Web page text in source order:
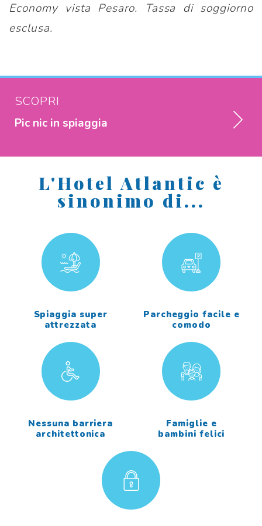
Economy vista Pesaro. Tassa di soggiorno
esclusa.
SCOPRI
Pic nic in spiaggia
L'Hotel Atlantic è
sinonimo di...
Spiaggia super
attrezzata
Parcheggio facile e
comodo
Nessuna barriera
architettonica
Famiglie e
bambini felici